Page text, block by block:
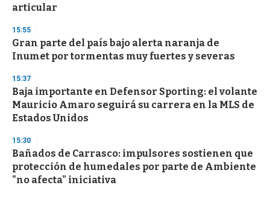
articular
15:55
Gran parte del país bajo alerta naranja de
Inumet por tormentas muy fuertes y severas
15:37
Baja importante en Defensor Sporting: el volante
Mauricio Amaro seguirá su carrera en la MLS de
Estados Unidos
15:30
Bañados de Carrasco: impulsores sostienen que
protección de humedales por parte de Ambiente
"no afecta" iniciativa